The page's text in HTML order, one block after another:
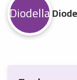
Diodella